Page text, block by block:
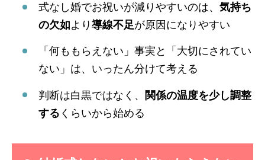
式なし婚でお祝いが減りやすいのは、 気持ち
の欠如より 導線不足が原因になりやすい
「何ももらえない」事実と「大切にされてい
ない」は、いったん分けて考える
判断は白黒ではなく、 関係の温度を少し調整
する くらいから始める